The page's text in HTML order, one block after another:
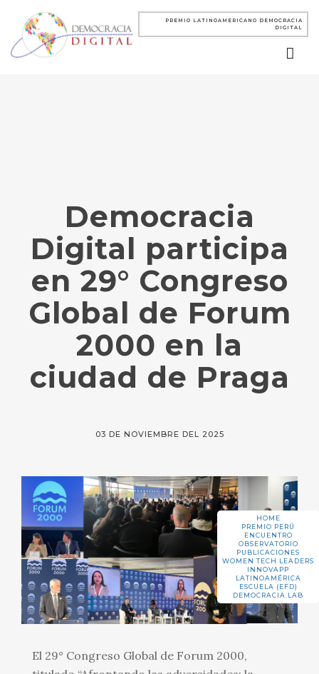
PREMIO LATINOAMERICANO DEMOCRACIA
DIGITAL
HOME
PREMIO PERÚ
ENCUENTRO
OBSERVATORIO
PUBLICACIONES
WOMEN TECH LEADERS
INNOVAPP
LATINOAMÉRICA
ESCUELA (EFD)
DEMOCRACIA.LAB
Democracia
Digital participa
en 29° Congreso
Global de Forum
2000 en la
ciudad de Praga
03 DE NOVIEMBRE DEL 2025
El 29° Congreso Global de Forum 2000,